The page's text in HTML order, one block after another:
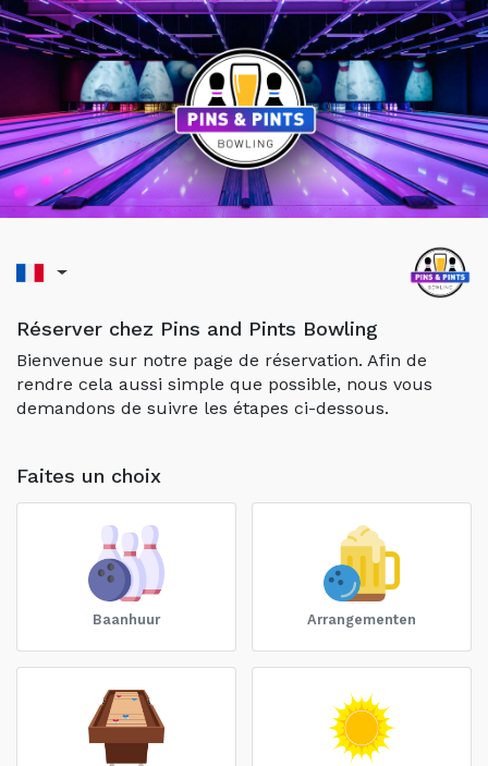
Réserver chez Pins and Pints Bowling
Bienvenue sur notre page de réservation. Afin de
rendre cela aussi simple que possible, nous vous
demandons de suivre les étapes ci-dessous.
Faites un choix
Baanhuur Arrangementen